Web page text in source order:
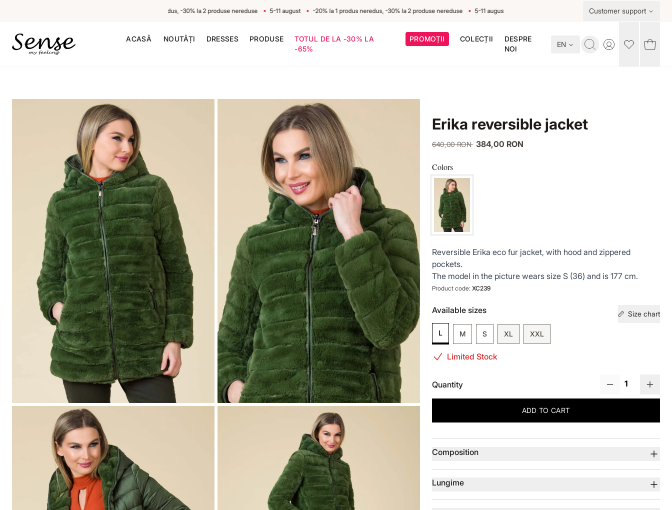
-20% la 1 produs neredus, -30% la 2 produse nereduse 5-11 august -20% la 1 produs neredus, -30% la 2 produse nereduse 5-11 august Customer support
ACASĂ NOUTĂȚI DRESSES PRODUSE
TOTUL DE LA -30% LA
-65%
PROMOȚII COLECȚII
DESPRE
NOI
EN Toggle account
Erika reversible jacket
640,00 RON 384,00 RON
Colors
Reversible Erika eco fur jacket, with hood and zippered
pockets.
The model in the picture wears size S (36) and is 177 cm.
Product code: XC239
Available sizes Size chart
L M S XL XXL
Limited Stock
Quantity
ADD TO CART
Composition
Lungime